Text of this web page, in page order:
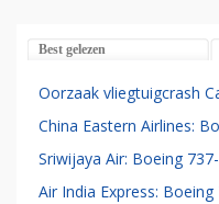
Best gelezen
Oorzaak vliegtuigcrash
China Eastern Airlines:
Sriwijaya Air: Boeing
Air India Express: Boeing